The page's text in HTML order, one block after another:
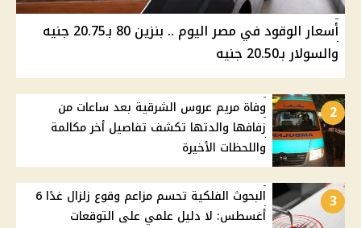
أسعار الوقود في مصر اليوم .. بنزين 80 بـ20.75 جنيه
والسولار بـ20.50 جنيه
2
وفاة مريم عروس الشرقية بعد ساعات من
زفافها والدتها تكشف تفاصيل أخر مكالمة
واللحظات الأخيرة
3
البحوث الفلكية تحسم مزاعم وقوع زلزال غدًا 6
أغسطس: لا دليل علمي على التوقعات